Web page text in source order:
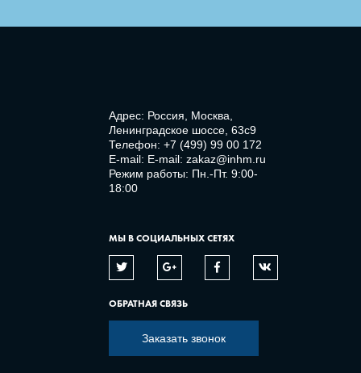
Адрес: Россия, Москва,
Ленинградское шоссе, 63с9
Телефон: +7 (499) 99 00 172
E-mail: E-mail: zakaz@inhm.ru
Режим работы: Пн.-Пт. 9:00-
18:00
МЫ В СОЦИАЛЬНЫХ СЕТЯХ
ОБРАТНАЯ СВЯЗЬ
Заказать звонок